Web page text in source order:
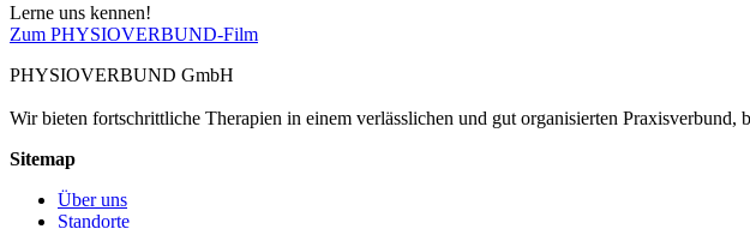
Lerne uns kennen!
Zum PHYSIOVERBUND-Film
PHYSIOVERBUND GmbH
Wir bieten fortschrittliche Therapien in einem verlässlichen und gut organisierten
Sitemap
Über uns
Standorte